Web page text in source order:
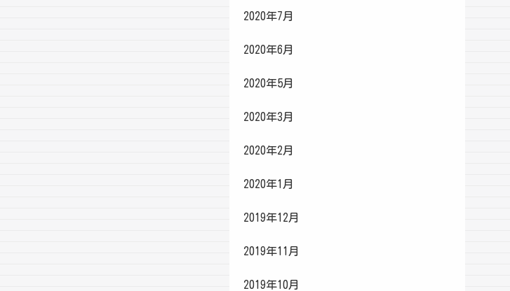
2020年7月
2020年6月
2020年5月
2020年3月
2020年2月
2020年1月
2019年12月
2019年11月
2019年10月